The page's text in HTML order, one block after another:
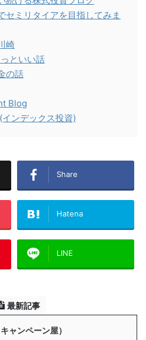
セミリタイアを目指してみま
崎
といい話
の話
Blog
ンデックス投資)
Share
Hatena
LINE
最新記事
ャンペーン屋）